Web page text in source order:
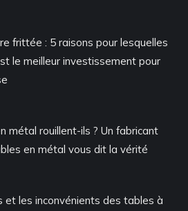
frittée : 5 raisons pour lesquelles
le meilleur investissement pour
métal rouillent-ils ? Un fabricant
en métal vous dit la vérité
et les inconvénients des tables à